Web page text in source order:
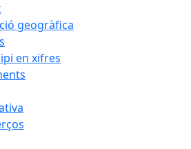
geogràfica
en xifres